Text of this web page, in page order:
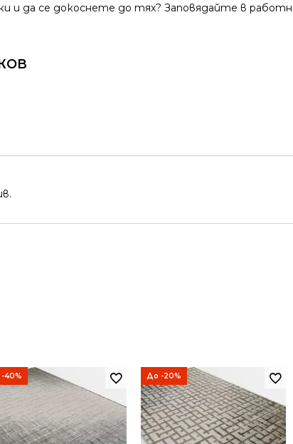
да се докоснете до тях? Заповядайте в
40% До -20%